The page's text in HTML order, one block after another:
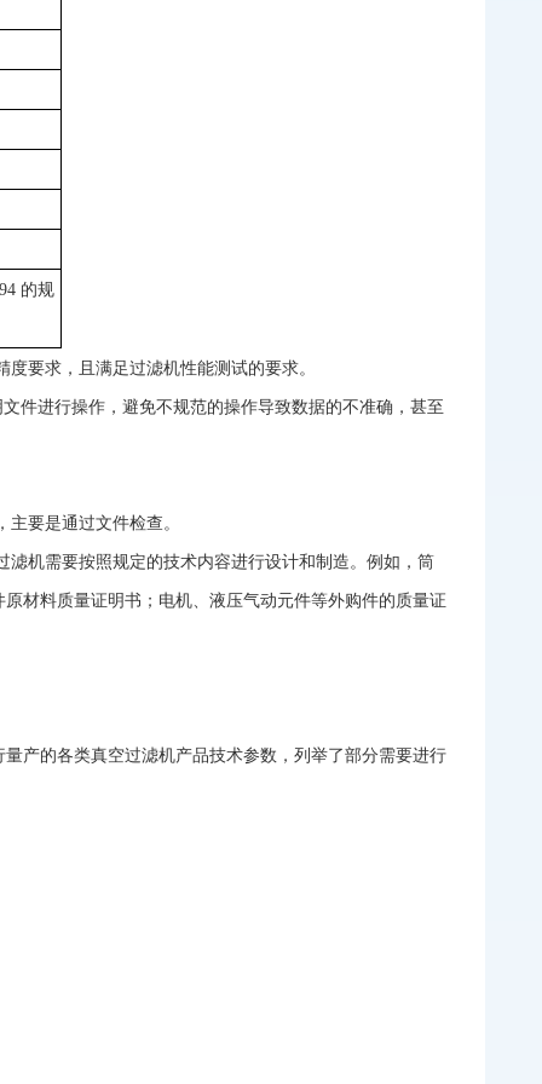
的规
要求，且满足过滤机性能测试的要求。
件进行操作，避免不规范的操作导致数据的不准确，甚至
要是通过文件检查。
机需要按照规定的技术内容进行设计和制造。例如，筒
材料质量证明书；电机、液压气动元件等外购件的质量证
产的各类真空过滤机产品技术参数，列举了部分需要进行